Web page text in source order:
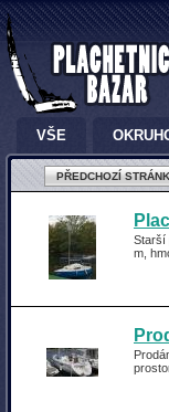
VŠE
PŘEDCHOZÍ
Starší
m,